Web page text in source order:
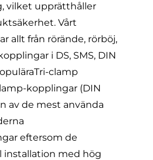
vilket upprätthåller
Vårt
allt från rörände, rörböj,
i DS, SMS, DIN
Tri-clamp
kopplingar (DIN
av de mest använda
eftersom de
installation med hög